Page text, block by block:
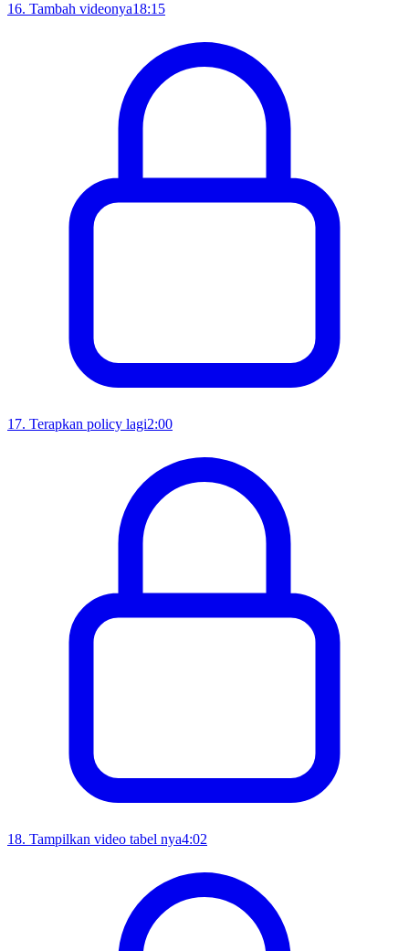
16. Tambah videonya18:15
17. Terapkan policy lagi2:00
18. Tampilkan video tabel nya4:02